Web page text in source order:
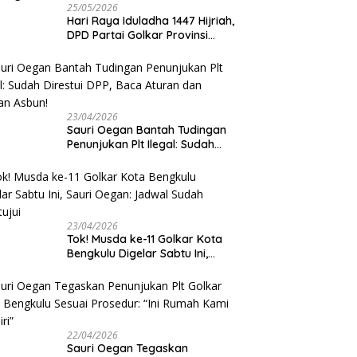
25/05/2026
Hari Raya Iduladha 1447 Hijriah,
DPD Partai Golkar Provinsi
Kambing
23/04/2026
Sauri Oegan Bantah Tudingan
Penunjukan Plt Ilegal: Sudah
Jangan Asbun!
23/04/2026
‎Tok! Musda ke-11 Golkar Kota
Bengkulu Digelar Sabtu Ini,
Disetujui
22/04/2026
Sauri Oegan Tegaskan